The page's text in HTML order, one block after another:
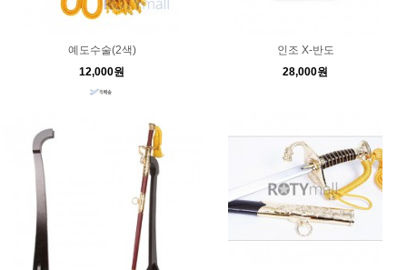
예도수술(2색)
12,000원
인조 X-반도
28,000원